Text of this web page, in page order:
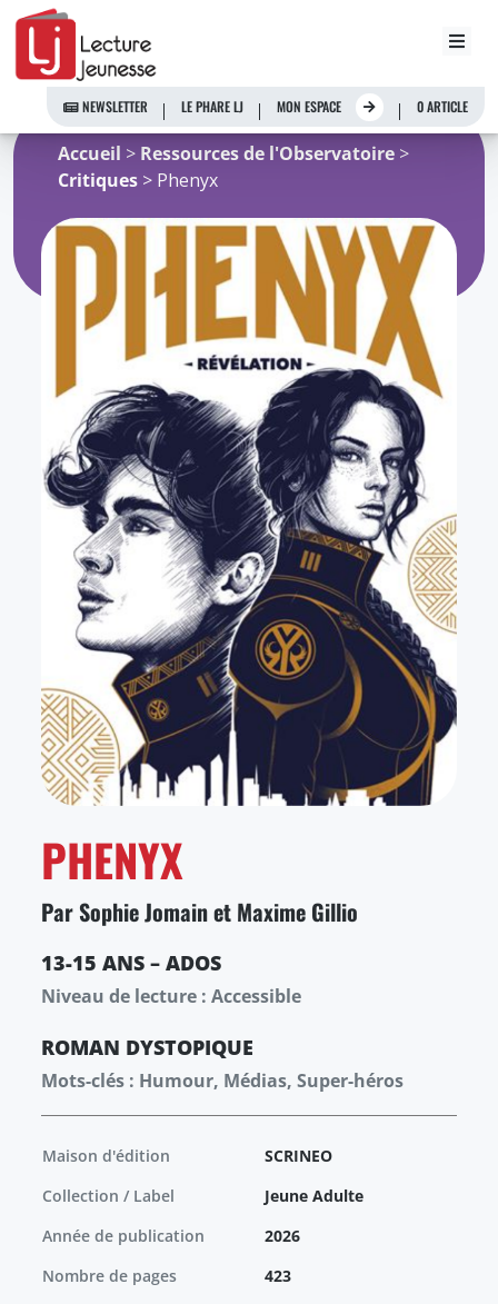
Aller
contenu
NEWSLETTER LE PHARE LJ MON ESPACE 0 ARTICLE
Accueil > Ressources de l'Observatoire >
Critiques > Phenyx
PHENYX
Par Sophie Jomain et Maxime Gillio
13-15 ANS – ADOS
Niveau de lecture : Accessible
ROMAN DYSTOPIQUE
Mots-clés : Humour, Médias, Super-héros
Maison d'édition
SCRINEO
Collection / Label
Jeune Adulte
Année de publication
2026
Nombre de pages
423